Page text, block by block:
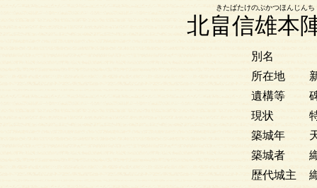
北畠信雄本
別名
所在地
遺構等
現状
築城年
築城者
歴代城主
きたばたけのぶかつほんじんち